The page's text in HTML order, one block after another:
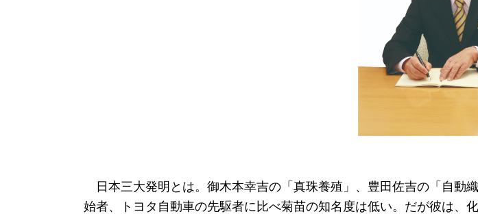
日本三大発明とは。御木本幸吉の「真珠養殖」、豊田佐吉の「自動
始者、トヨタ自動車の先駆者に比べ菊苗の知名度は低い。だが彼は、